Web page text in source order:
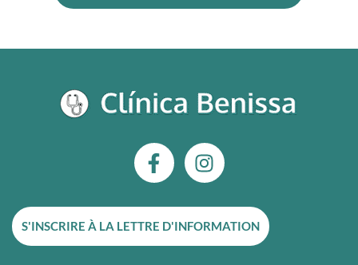
F
a
e
b
o
I
n
t
a
g
S'INSCRIRE À LA LETTRE D'INFORMATION